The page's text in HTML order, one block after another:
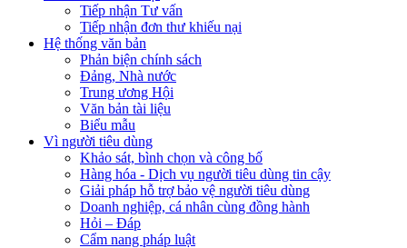
Tiếp nhận Tư vấn
Tiếp nhận đơn thư khiếu nại
Hệ thống văn bản
Phản biện chính sách
Đảng, Nhà nước
Trung ương Hội
Văn bản tài liệu
Biểu mẫu
Vì người tiêu dùng
Khảo sát, bình chọn và công bố
Hàng hóa - Dịch vụ người tiêu dùng tin cậy
Giải pháp hỗ trợ bảo vệ người tiêu dùng
Doanh nghiệp, cá nhân cùng đồng hành
Hỏi – Đáp
Cẩm nang pháp luật